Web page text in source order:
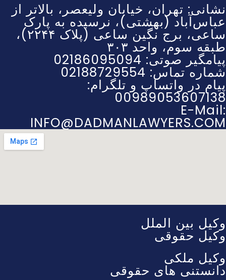
نشانی: تهران، خیابان ولیعصر، بالاتر از
عباس‌آباد (بهشتی)، نرسیده به پارک
ساعی، برج نگین ساعی (پلاک ۲۲۴۴)،
طبقه سوم، واحد ۳۰۳
پیامگیر صوتی: 02186095094
شماره تماس: 02188729554
پیام در واتساپ و تلگرام:
00989053607138
E-Mail:
INFO@DADMANLAWYERS.COM
وکیل بین الملل
وکیل حقوقی
وکیل ملکی
دانستنی های حقوقی